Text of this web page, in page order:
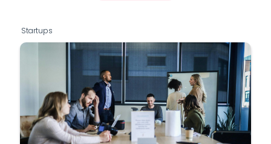
Startups